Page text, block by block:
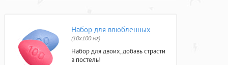
Набор для влюбленных
(10х100 мг)
Набор для двоих, добавь страсти
в постель!